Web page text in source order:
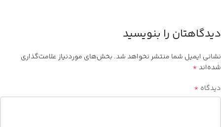
دیدگاهتان را بنویسید
نشانی ایمیل شما منتشر نخواهد شد. بخش‌های موردنیاز علامت‌گذاری
شده‌اند *
دیدگاه *